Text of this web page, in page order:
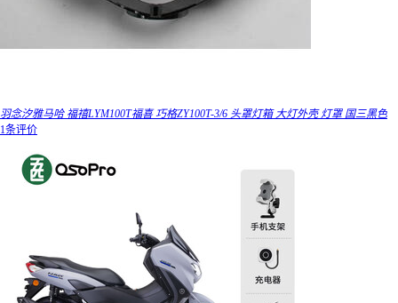
羽念汐雅马哈 福禧LYM100T福喜 巧格ZY100T-3/6 头罩灯箱 大灯外壳 灯罩 国三黑色
1条评价